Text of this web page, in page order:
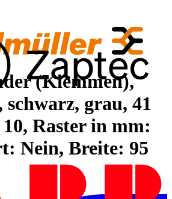
(Klemmen),
schwarz, grau, 41
Raster in mm:
Nein, Breite: 95